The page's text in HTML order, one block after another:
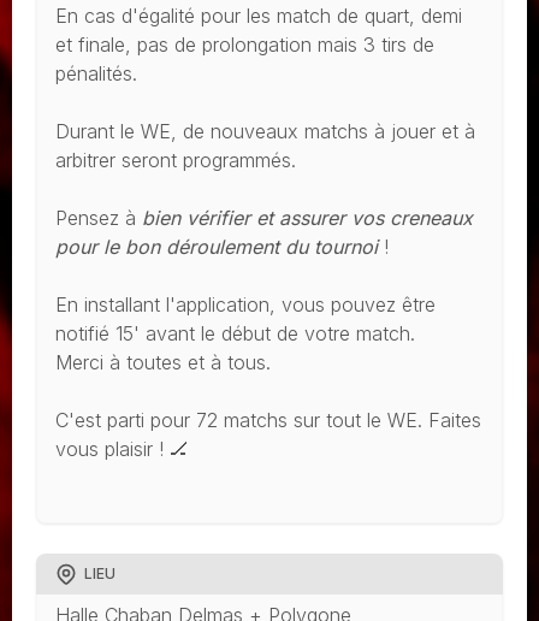
En cas d'égalité pour les match de quart, demi
et finale, pas de prolongation mais 3 tirs de
pénalités.
Durant le WE, de nouveaux matchs à jouer et à
arbitrer seront programmés.
Pensez à bien vérifier et assurer vos creneaux
pour le bon déroulement du tournoi!
En installant l'application, vous pouvez être
notifié 15' avant le début de votre match.
Merci à toutes et à tous.
C'est parti pour 72 matchs sur tout le WE. Faites
vous plaisir ! 🏒
LIEU
Halle Chaban Delmas + Polygone